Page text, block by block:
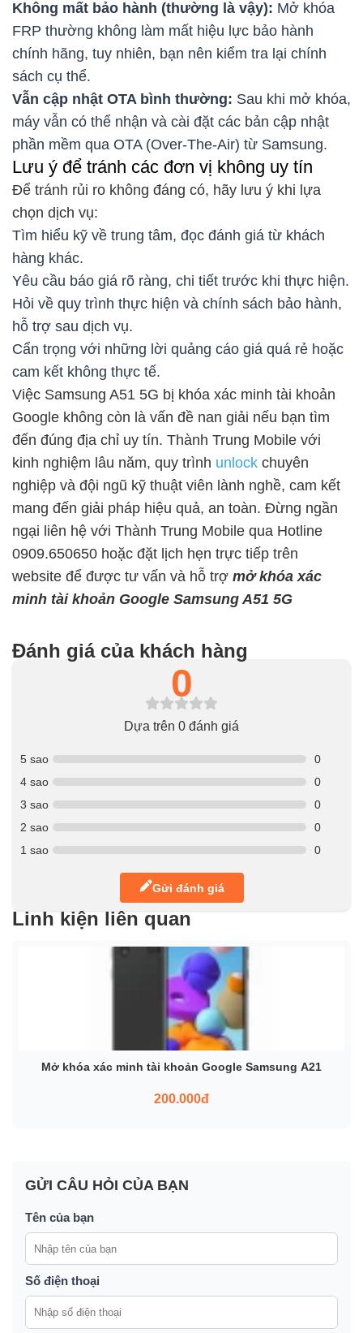
Không mất bảo hành (thường là vậy): Mở khóa
FRP thường không làm mất hiệu lực bảo hành
chính hãng, tuy nhiên, bạn nên kiểm tra lại chính
sách cụ thể.
Vẫn cập nhật OTA bình thường: Sau khi mở khóa,
máy vẫn có thể nhận và cài đặt các bản cập nhật
phần mềm qua OTA (Over-The-Air) từ Samsung.
Lưu ý để tránh các đơn vị không uy tín
Để tránh rủi ro không đáng có, hãy lưu ý khi lựa
chọn dịch vụ:
Tìm hiểu kỹ về trung tâm, đọc đánh giá từ khách
hàng khác.
Yêu cầu báo giá rõ ràng, chi tiết trước khi thực hiện.
Hỏi về quy trình thực hiện và chính sách bảo hành,
hỗ trợ sau dịch vụ.
Cẩn trọng với những lời quảng cáo giá quá rẻ hoặc
cam kết không thực tế.
Việc Samsung A51 5G bị khóa xác minh tài khoản
Google không còn là vấn đề nan giải nếu bạn tìm
đến đúng địa chỉ uy tín. Thành Trung Mobile với
kinh nghiệm lâu năm, quy trình unlock chuyên
nghiệp và đội ngũ kỹ thuật viên lành nghề, cam kết
mang đến giải pháp hiệu quả, an toàn. Đừng ngần
ngại liên hệ với Thành Trung Mobile qua Hotline
0909.650650 hoặc đặt lịch hẹn trực tiếp trên
website để được tư vấn và hỗ trợ mở khóa xác
minh tài khoản Google Samsung A51 5G
Đánh giá của khách hàng
0
Dựa trên 0 đánh giá
5 sao
0
4 sao
0
3 sao
0
2 sao
0
1 sao
0
Gửi đánh giá
Linh kiện liên quan
Mở khóa xác minh tài khoản Google Samsung A21
200.000đ
GỬI CÂU HỎI CỦA BẠN
Tên của bạn
Số điện thoại